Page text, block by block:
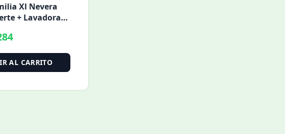
Xl Nevera
+ Lavadora
AL CARRITO